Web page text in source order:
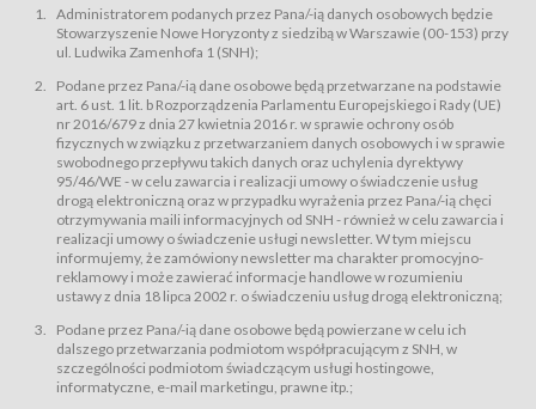
Bilety – wybrane dokumenty potwierdzające zawarcie umowy z
Usługodawcą i uprawniające do wzięcia udziału w Wydarzeniu,
przewidziane przez Usługodawcę dla danego Wydarzenia, tj. uprawniające
do uczestnictwa w wielu albo w pojedynczych seansach filmowych,
Sklep – sklep internetowy prowadzony przez Usługodawcę w Serwisie;
Regulamin – niniejszy regulamin.
§ 2
Postanowienia ogólne
Regulamin określa zasady:
świadczenia Usługobiorcom Usług przez Usługodawcę, z
zastrzeżeniem usług, o których mowa w ust. 2 pkt. 4 i 5 poniżej, których
zasady świadczenia precyzują odrębne regulaminy,
przetwarzania przez Usługodawcę danych osobowych Usługobiorców
będących osobami fizycznymi.
świadczy Usługi drogą elektroniczną w rozumieniu ustawy z dnia 18 lipca
2002 r. o świadczeniu usług drogą elektroniczną (Dz.U. z 2002 r., Nr 144, poz.
1204, z późń. zm.). Usługi świadczone są nieodpłatnie.
usługę przeglądania i odczytywania przez Usługobiorców materiałów
zamieszczanych w Serwisie,
Administratorem podanych przez Pana/-ią danych osobowych będzie
Stowarzyszenie Nowe Horyzonty z siedzibą w Warszawie (00-153) przy
ul. Ludwika Zamenhofa 1 (SNH);
Podane przez Pana/-ią dane osobowe będą przetwarzane na podstawie
art. 6 ust. 1 lit. b Rozporządzenia Parlamentu Europejskiego i Rady (UE)
nr 2016/679 z dnia 27 kwietnia 2016 r. w sprawie ochrony osób
fizycznych w związku z przetwarzaniem danych osobowych i w sprawie
swobodnego przepływu takich danych oraz uchylenia dyrektywy
95/46/WE - w celu zawarcia i realizacji umowy o świadczenie usług
drogą elektroniczną oraz w przypadku wyrażenia przez Pana/-ią chęci
otrzymywania maili informacyjnych od SNH - również w celu zawarcia i
realizacji umowy o świadczenie usługi newsletter. W tym miejscu
informujemy, że zamówiony newsletter ma charakter promocyjno-
reklamowy i może zawierać informacje handlowe w rozumieniu
ustawy z dnia 18 lipca 2002 r. o świadczeniu usług drogą elektroniczną;
Podane przez Pana/-ią dane osobowe będą powierzane w celu ich
dalszego przetwarzania podmiotom współpracującym z SNH, w
szczególności podmiotom świadczącym usługi hostingowe,
informatyczne, e-mail marketingu, prawne itp.;